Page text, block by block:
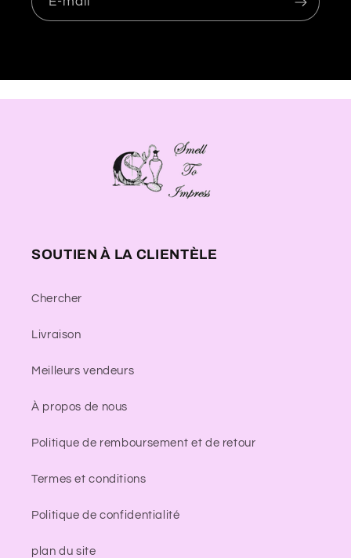
SOUTIEN À LA CLIENTÈLE
Chercher
Livraison
Meilleurs vendeurs
À propos de nous
Politique de remboursement et de retour
Termes et conditions
Politique de confidentialité
plan du site